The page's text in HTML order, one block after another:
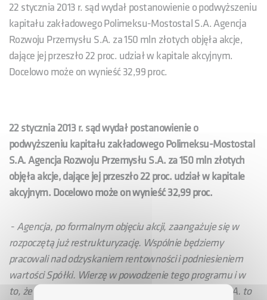
22 stycznia 2013 r. sąd wydał postanowienie o podwyższeniu
kapitału zakładowego Polimeksu-Mostostal S.A. Agencja
Rozwoju Przemysłu S.A. za 150 mln złotych objęła akcje,
dające jej przeszło 22 proc. udział w kapitale akcyjnym.
Docelowo może on wynieść 32,99 proc.
22 stycznia 2013 r. sąd wydał postanowienie o
podwyższeniu kapitału zakładowego Polimeksu-Mostostal
S.A. Agencja Rozwoju Przemysłu S.A. za 150 mln złotych
objęła akcje, dające jej przeszło 22 proc. udział w kapitale
akcyjnym. Docelowo może on wynieść 32,99 proc.
-Agencja, po formalnym objęciu akcji, zaangażuje się w
rozpoczętą już restrukturyzację. Wspólnie będziemy
pracowali nad odzyskaniem rentowności i podniesieniem
wartości Spółki. Wierzę w powodzenie tego programu i w
to, że wejście do akcjonariatu Polimeksu-Mostostal S.A. to